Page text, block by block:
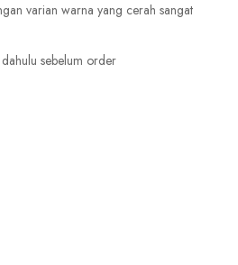
varian warna yang cerah sangat
sebelum order